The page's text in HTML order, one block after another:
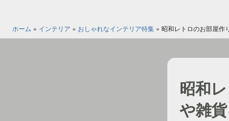
ホーム » インテリア » おしゃれなインテリア特集 » 昭和レトロのお部屋作
昭和
や雑